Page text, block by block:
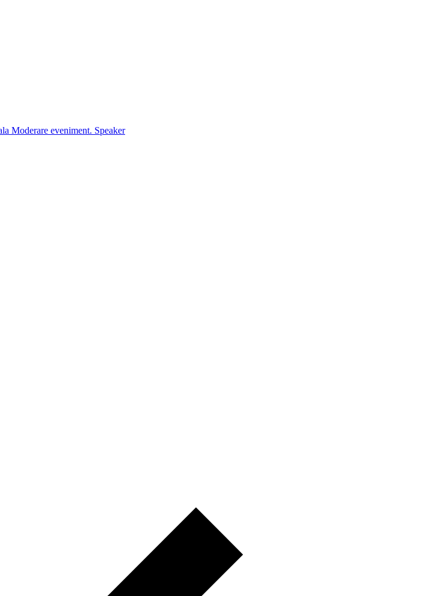
Moderare eveniment. Speaker